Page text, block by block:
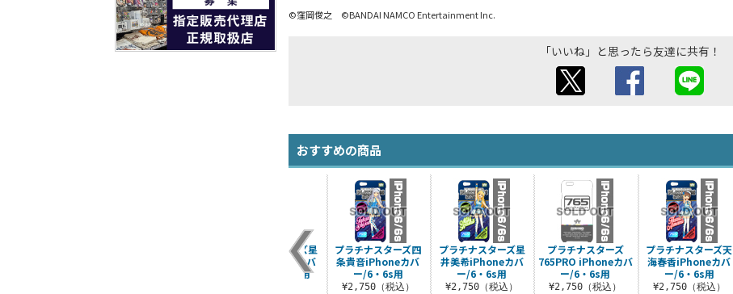
©窪岡俊之 ©BANDAI NAMCO Entertainment Inc.
「いいね」と思ったら友達に共有！
おすすめの商品
プラチナスターズ
765PRO iPhoneカバ
ー/6・6s用
¥2,750（税込）
プラチナスターズ天
海春香iPhoneカバ
ー/6・6s用
¥2,750（税込）
プラチナスターズ星
井美希iPhoneカバ
ー/5・5s・SE用
プラチナスターズ四
条貴音iPhoneカバ
ー/6・6s用
¥2,750（税込）
プラチナスターズ星
井美希iPhoneカバ
ー/6・6s用
¥2,750（税込）